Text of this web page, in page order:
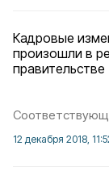
Кадровые
произошли в
правительстве
12 декабря 2018,